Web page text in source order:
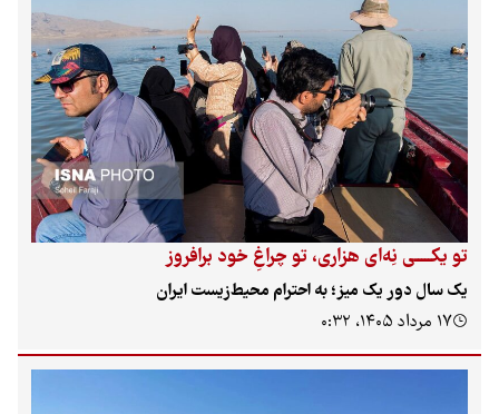
تو یکـــــی نِه‌ای هزاری، تو چراغِ خود برافروز
یک سال دور یک میز؛ به احترام محیط‌زیست ایران
۱۷ مرداد ۱۴۰۵، ۰:۳۲